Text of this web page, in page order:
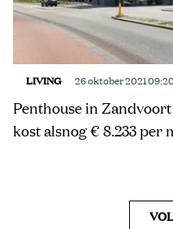
LIVING 26 oktober 2021
Penthouse in
kost alsnog € 8.233 per